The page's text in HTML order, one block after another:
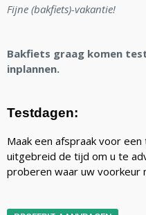
Fijne (bakfiets)-vakantie!
Bakfiets graag komen
inplannen.
Testdagen:
Maak een afspraak voor
uitgebreid de tijd om u te
proberen waar uw voorkeur